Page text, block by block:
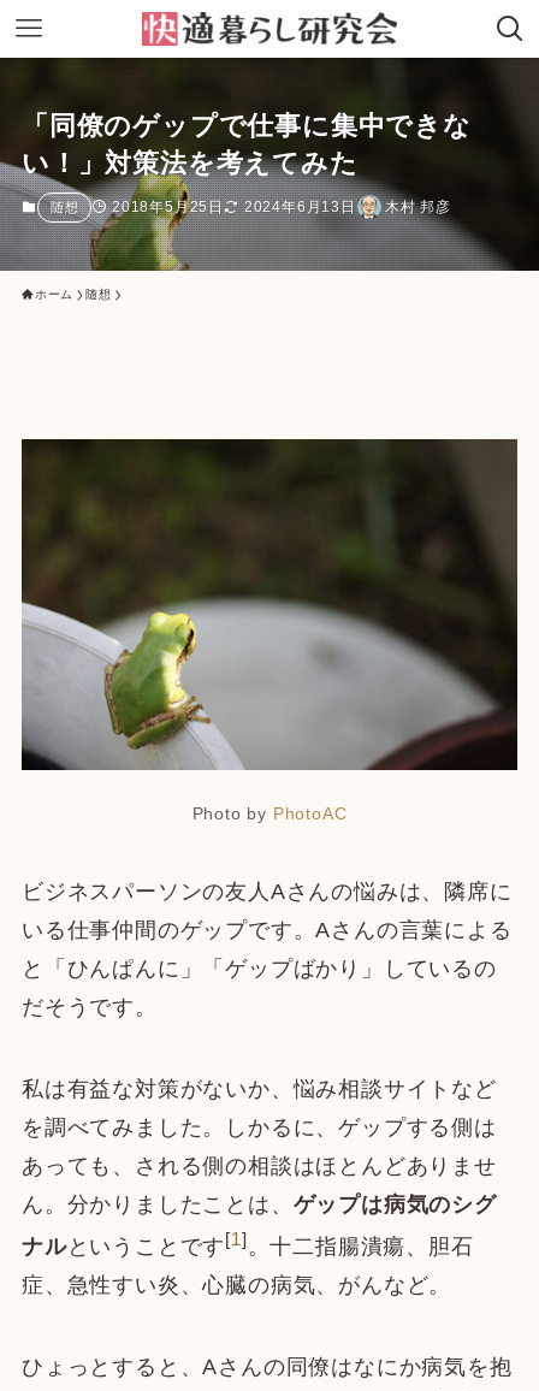
「同僚のゲップで仕事に集中できな
い！」対策法を考えてみた
随想 2018年5月25日 2024年6月13日 木村 邦彦
ホーム 随想
Photo by PhotoAC
ビジネスパーソンの友人Aさんの悩みは、隣席に
いる仕事仲間のゲップです。Aさんの言葉による
と「ひんぱんに」「ゲップばかり」しているの
だそうです。
私は有益な対策がないか、悩み相談サイトなど
を調べてみました。しかるに、ゲップする側は
あっても、される側の相談はほとんどありませ
ん。分かりましたことは、 ゲップは病気のシグ
ナルということです[1] 。十二指腸潰瘍、胆石
症、急性すい炎、心臓の病気、がんなど。
ひょっとすると、Aさんの同僚はなにか病気を抱